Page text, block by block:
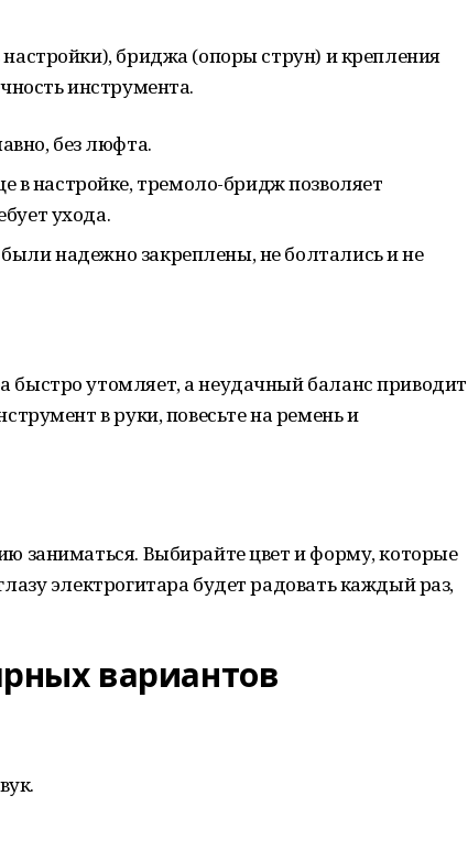
бриджа (опоры струн) и крепления
инструмента.
без люфта.
настройке, тремоло-бридж позволяет
ухода.
надежно закреплены, не болтались и не
быстро утомляет, а неудачный баланс приводит
в руки, повесьте на ремень и
заниматься. Выбирайте цвет и форму, которые
электрогитара будет радовать каждый раз,
вариантов